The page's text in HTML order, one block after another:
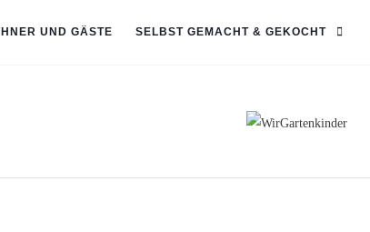
UND GÄSTE SELBST GEMACHT & GEKOCHT